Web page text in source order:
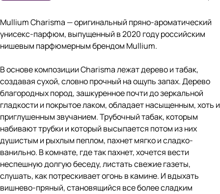
Mullium Charisma — оригинальный пряно-ароматический
унисекс-парфюм, выпущенный в 2020 году российским
нишевым парфюмерным брендом Mullium.
В основе композиции Charisma лежат дерево и табак,
создавая сухой, словно прочный на ощупь запах. Дерево
благородных пород, зашкуренное почти до зеркальной
гладкости и покрытое лаком, обладает насыщенным, хоть и
приглушенным звучанием. Трубочный табак, которым
набивают трубки и который высыпается потом из них
душистым и рыхлым пеплом, пахнет мягко и сладко-
ванильно. В комнате, где так пахнет, хочется вести
неспешную долгую беседу, листать свежие газеты,
слушать, как потрескивает огонь в камине. И вдыхать
вишнево-пряный, становящийся все более сладким